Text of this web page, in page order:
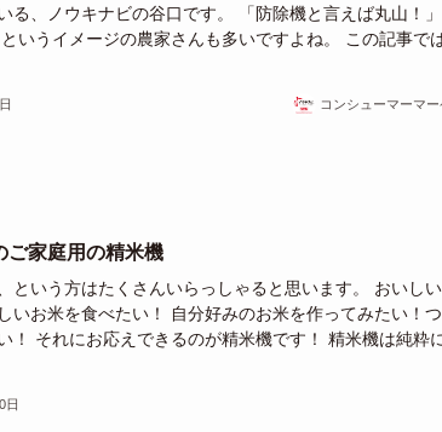
る、ノウキナビの谷口です。 「防除機と言えば丸山！
いうイメージの農家さんも多いですよね。 この記事で
コンシューマーマ
ご家庭用の精米機
という方はたくさんいらっしゃると思います。 おいし
いお米を食べたい！ 自分好みのお米を作ってみたい！
！ それにお応えできるのが精米機です！ 精米機は純粋
日